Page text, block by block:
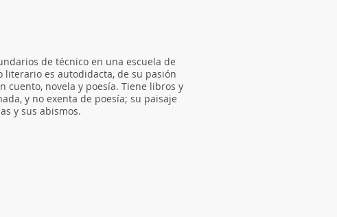
de técnico en una escuela de
es autodidacta, de su pasión
cuento, novela y poesía. Tiene libros y
y no exenta de poesía; su paisaje
y sus abismos.